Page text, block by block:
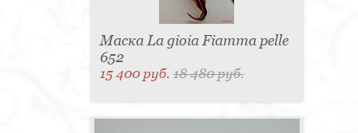
Маска La gioia Fiamma pelle
652
15 400 руб.18 480 руб.